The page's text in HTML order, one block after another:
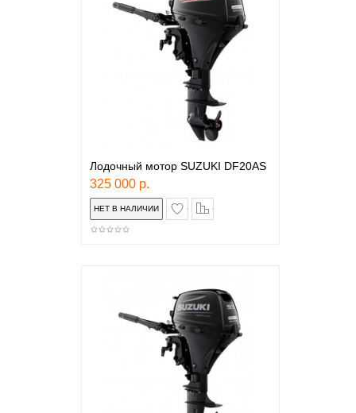
Лодочный мотор SUZUKI DF20AS
325 000 р.
в закладки